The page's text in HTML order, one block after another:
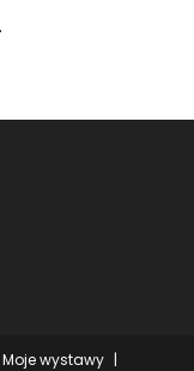
Moje wystawy